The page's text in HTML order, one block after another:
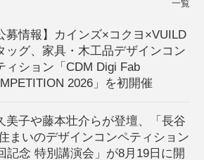
一覧
募情報】カインズ×コクヨ×VUILD
ッグ、家具・木工品デザインコン
ィション「CDM Digi Fab
2026」を初開催
美子や藤本壮介らが登壇、「長谷
まいのデザインコンペティション
記念 特別講演会」が8月19日に開